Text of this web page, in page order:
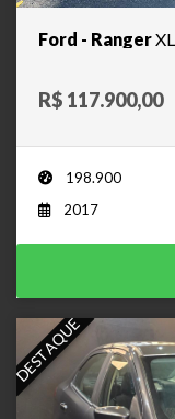
Ford - Ranger
R$ 117.900,00
198.900
2017
DESTAQUE